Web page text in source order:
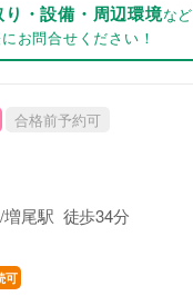
・設備・周辺環境など
お問合せください！
合格前予約可
尾駅 徒歩34分
可